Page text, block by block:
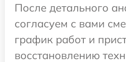
После детального
согласуем с вами
график работ и
восстановлению